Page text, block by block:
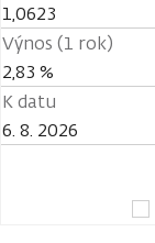
1,0623
Výnos (1 rok)
2,83 %
K datu
6. 8. 2026